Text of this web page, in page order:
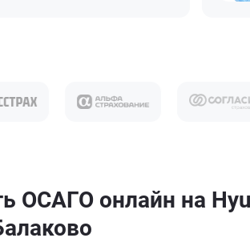
ОСАГО онлайн на